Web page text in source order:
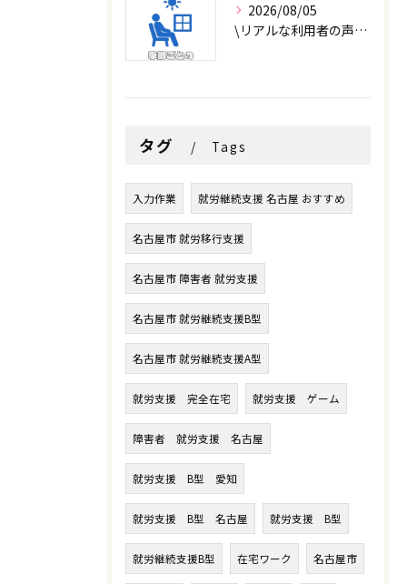
2026/08/05
\リアルな利用者の声📣/
タグ Tags
入力作業 就労継続支援 名古屋 おすすめ
名古屋市 就労移行支援
名古屋市 障害者 就労支援
名古屋市 就労継続支援B型
名古屋市 就労継続支援A型
就労支援 完全在宅 就労支援 ゲーム
障害者 就労支援 名古屋
就労支援 B型 愛知
就労支援 B型 名古屋 就労支援 B型
就労継続支援B型 在宅ワーク 名古屋市